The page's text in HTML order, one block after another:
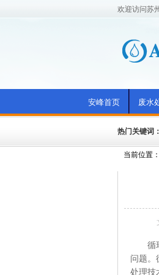
欢迎访问苏
安峰首页 废水
热门关键词：
当前位置：
循环
问题。
处理技